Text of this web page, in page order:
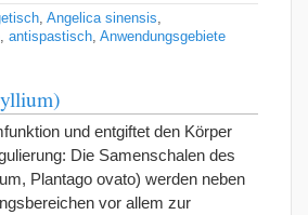
Angelica sinensis
antispastisch Anwendungsgebiete
und entgiftet den Körper
Die Samenschalen des
Plantago ovato) werden neben
vor allem zur